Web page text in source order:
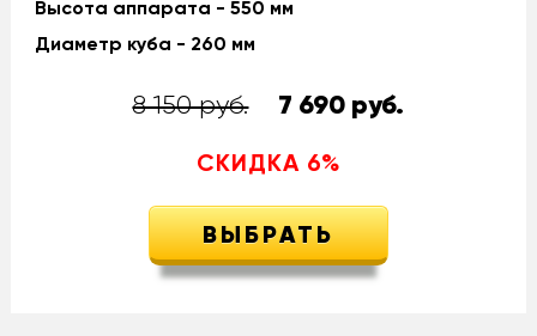
Высота аппарата - 550 мм
Диаметр куба - 260 мм
8 150 руб. 7 690 руб.
СКИДКА 6%
ВЫБРАТЬ